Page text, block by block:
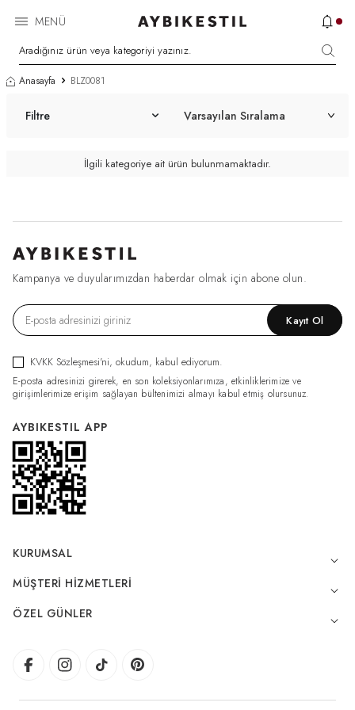
MENÜ
Anasayfa BLZ0081
Filtre
İlgili kategoriye ait ürün bulunmamaktadır.
Kampanya ve duyularımızdan haberdar olmak için abone olun.
Kayıt Ol
KVKK Sözleşmesi'ni, okudum, kabul ediyorum.
E-posta adresinizi girerek, en son koleksiyonlarımıza, etkinliklerimize ve
girişimlerimize erişim sağlayan bültenimizi almayı kabul etmiş olursunuz.
AYBIKESTIL APP
KURUMSAL
MÜŞTERI HIZMETLERI
ÖZEL GÜNLER